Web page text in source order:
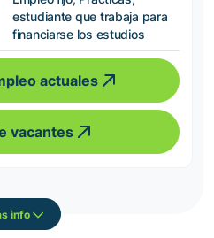
estudiante que trabaja para
financiarse los estudios
actuales
vacantes
info